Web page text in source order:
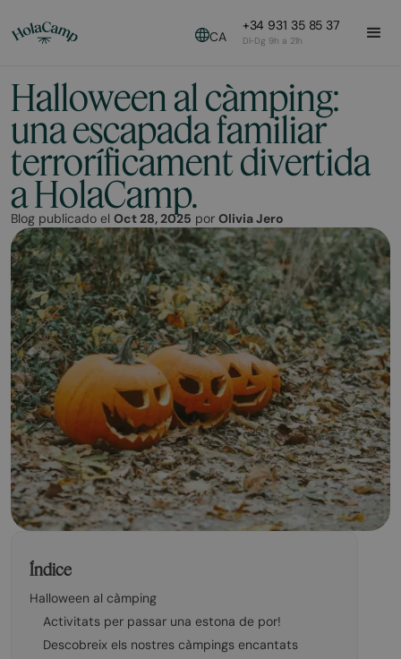
CA
+34 931 35 85 37
Dl-Dg 9h a 21h
Halloween al càmping:
una escapada familiar
terroríficament divertida
a HolaCamp.
Blog publicado el Oct 28, 2025 por Olivia Jero
Índice
Halloween al càmping
Activitats per passar una estona de por!
Descobreix els nostres càmpings encantats